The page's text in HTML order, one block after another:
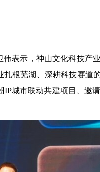
表示，神山文化科技产
根芜湖、深耕科技赛道
城市联动共建项目、邀